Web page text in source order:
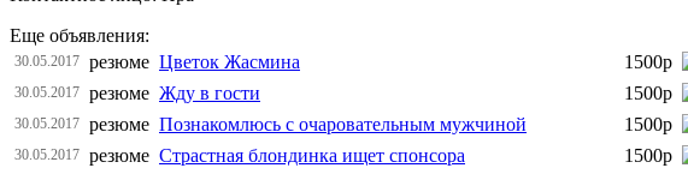
Еще объявления:
30.05.2017 резюме Цветок Жасмина 1500р
30.05.2017 резюме Жду в гости 1500р
30.05.2017 резюме Познакомлюсь с очаровательным мужчиной 1500р
30.05.2017 резюме Страстная блондинка ищет спонсора 1500р